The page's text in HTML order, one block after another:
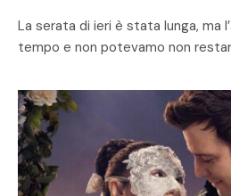
La serata di ieri è stata lunga, ma
tempo e non potevamo non